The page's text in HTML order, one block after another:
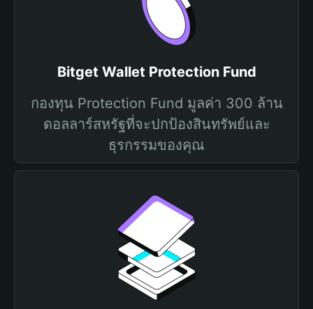
Bitget Wallet Protection Fund
กองทุน Protection Fund มูลค่า 300 ล้าน
ดอลลาร์สหรัฐที่จะปกป้องสินทรัพย์และ
ธุรกรรมของคุณ